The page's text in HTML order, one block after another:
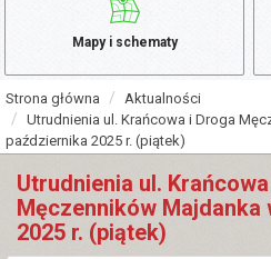
Mapy i schematy
Strona główna
Aktualności
Utrudnienia ul. Krańcowa i Droga
października 2025 r. (piątek)
Utrudnienia ul.
Męczenników Majdanka
2025 r. (piątek)